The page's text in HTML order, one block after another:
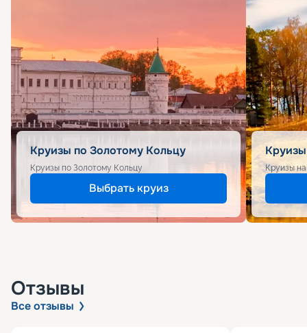
Круизы по Золотому Кольцу
Круизы по Золотому Кольцу
Выбрать круиз
Круизы
Отзывы
Все отзывы